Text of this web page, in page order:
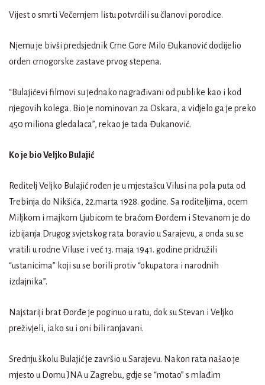
Vijest o smrti Večernjem listu potvrdili su članovi porodice.
Njemu je bivši predsjednik Crne Gore Milo Đukanović dodijelio
orden crnogorske zastave prvog stepena.
“Bulajićevi filmovi su jednako nagrađivani od publike kao i kod
njegovih kolega. Bio je nominovan za Oskara, a vidjelo ga je preko
450 miliona gledalaca”, rekao je tada Đukanović.
Ko je bio Veljko Bulajić
Reditelj Veljko Bulajić rođen je u mjestašcu Vilusi na pola puta od
Trebinja do Nikšića, 22.marta 1928. godine. Sa roditeljima, ocem
Miljkom i majkom Ljubicom te braćom Đorđem i Stevanom je do
izbijanja Drugog svjetskog rata boravio u Sarajevu, a onda su se
vratili u rodne Viluse i već 13. maja 1941. godine pridružili
“ustanicima” koji su se borili protiv “okupatora i narodnih
izdajnika”.
Najstariji brat Đorđe je poginuo u ratu, dok su Stevan i Veljko
preživjeli, iako su i oni bili ranjavani.
Srednju školu Bulajić je završio u Sarajevu. Nakon rata našao je
mjesto u Domu JNA u Zagrebu, gdje se “motao” s mlađim